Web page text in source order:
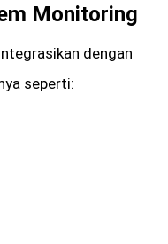
Monitoring
dengan
seperti: